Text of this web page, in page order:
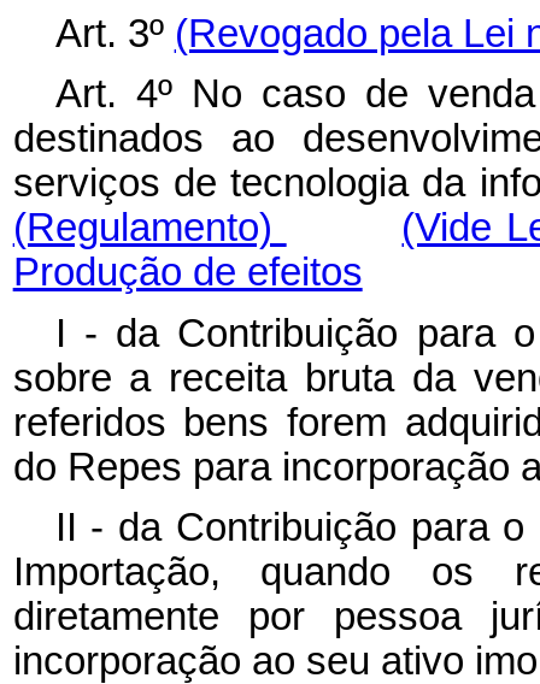
Art. 3º (Revogado pela Lei
Art. 4º No caso de
destinados ao
serviços de tecnologia da
(Regulamento)
(Vide
Produção de efeitos
I - da Contribuição para
sobre a receita bruta da
referidos bens forem
do Repes para incorporação
II - da Contribuição para
Importação, quando os
diretamente por pessoa
incorporação ao seu ativo